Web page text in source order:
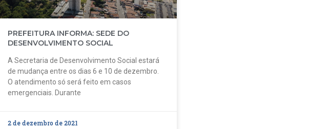
PREFEITURA INFORMA: SEDE DO
DESENVOLVIMENTO SOCIAL
A Secretaria de Desenvolvimento Social estará
de mudança entre os dias 6 e 10 de dezembro.
O atendimento só será feito em casos
emergenciais. Durante
2 de dezembro de 2021